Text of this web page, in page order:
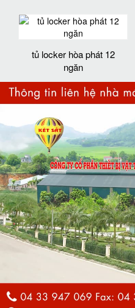
tủ locker hòa phát 12
ngăn